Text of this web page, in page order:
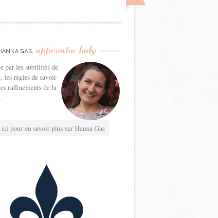
GAS, apprentie-lady
par les subtilités de
les règles de savoir-
raffinements de la
pour en savoir plus sur Hanna Gas